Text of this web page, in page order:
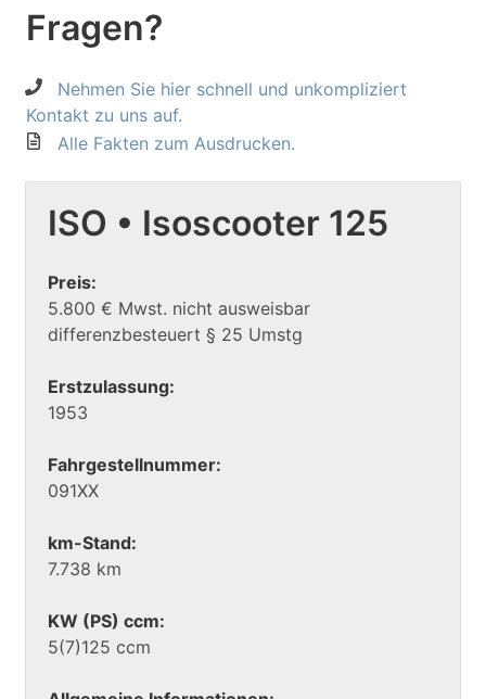
Fragen?
Nehmen Sie hier schnell und unkompliziert
Kontakt zu uns auf.
Alle Fakten zum Ausdrucken.
ISO • Isoscooter 125
Preis:
5.800 € Mwst. nicht ausweisbar
differenzbesteuert § 25 Umstg
Erstzulassung:
1953
Fahrgestellnummer:
091XX
km-Stand:
7.738 km
KW (PS) ccm:
5(7)125 ccm